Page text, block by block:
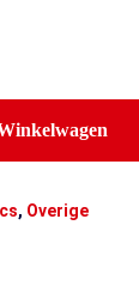
, Overige